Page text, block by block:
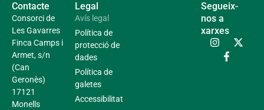
Contacte
Consorci de
Les Gavarres
Finca Camps i
Armet, s/n
(Can
Geronès)
17121
Monells
Legal
Avís legal
Política de
protecció de
dades
Política de
galetes
Accessibilitat
Segueix-
nos a
xarxes